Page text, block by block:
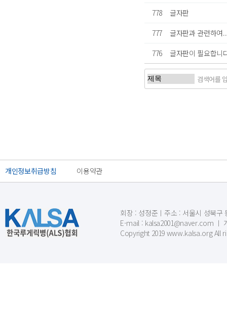
778
글자판
777
글자판과 관련하여
776
글자판이 필요합니
개인정보취급방침 이용약관
회장 : 성정준ㅣ주소 : 서울시 성북구
E-mail : kalsa2001@naver.com ㅣ
Copyright 2019 www.kalsa.org All